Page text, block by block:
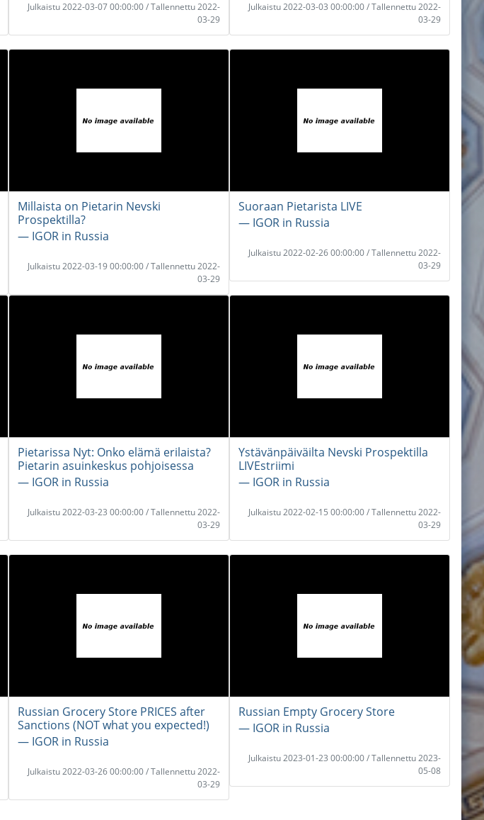
Julkaistu 2022-03-07 00:00:00 / Tallennettu 2022-
03-29
Julkaistu 2022-03-03 00:00:00 / Tallennettu 2022-
03-29
Millaista on Pietarin Nevski
Prospektilla?
― IGOR in Russia
Julkaistu 2022-03-19 00:00:00 / Tallennettu 2022-
03-29
Suoraan Pietarista LIVE
― IGOR in Russia
Julkaistu 2022-02-26 00:00:00 / Tallennettu 2022-
03-29
Pietarissa Nyt: Onko elämä erilaista?
Pietarin asuinkeskus pohjoisessa
― IGOR in Russia
Julkaistu 2022-03-23 00:00:00 / Tallennettu 2022-
03-29
Ystävänpäiväilta Nevski Prospektilla
LIVEstriimi
― IGOR in Russia
Julkaistu 2022-02-15 00:00:00 / Tallennettu 2022-
03-29
Russian Grocery Store PRICES after
Sanctions (NOT what you expected!)
― IGOR in Russia
Julkaistu 2022-03-26 00:00:00 / Tallennettu 2022-
03-29
Russian Empty Grocery Store
― IGOR in Russia
Julkaistu 2023-01-23 00:00:00 / Tallennettu 2023-
05-08